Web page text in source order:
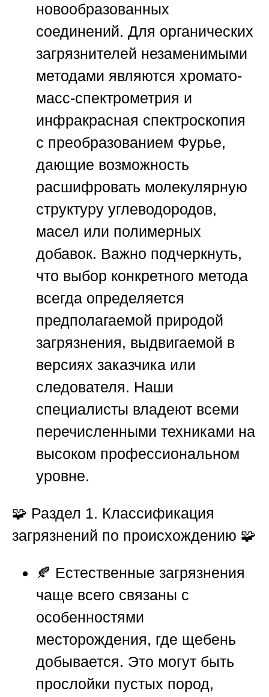
новообразованных
соединений. Для органических
загрязнителей незаменимыми
методами являются хромато-
масс-спектрометрия и
инфракрасная спектроскопия
с преобразованием Фурье,
дающие возможность
расшифровать молекулярную
структуру углеводородов,
масел или полимерных
добавок. Важно подчеркнуть,
что выбор конкретного метода
всегда определяется
предполагаемой природой
загрязнения, выдвигаемой в
версиях заказчика или
следователя. Наши
специалисты владеют всеми
перечисленными техниками на
высоком профессиональном
уровне.
🧩 Раздел 1. Классификация
загрязнений по происхождению 🧩
🍂 Естественные загрязнения
чаще всего связаны с
особенностями
месторождения, где щебень
добывается. Это могут быть
прослойки пустых пород,